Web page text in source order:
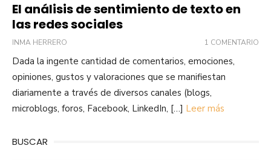
El análisis de sentimiento de texto en
las redes sociales
INMA HERRERO 1 COMENTARIO
Dada la ingente cantidad de comentarios, emociones,
opiniones, gustos y valoraciones que se manifiestan
diariamente a través de diversos canales (blogs,
microblogs, foros, Facebook, LinkedIn, […] Leer más
BUSCAR